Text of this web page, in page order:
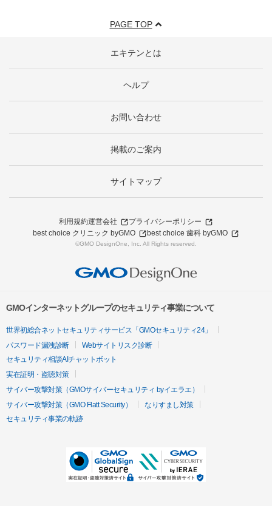
PAGE TOP
エキテンとは
ヘルプ
お問い合わせ
掲載のご案内
サイトマップ
利用規約運営会社
プライバシーポリシー
best choice クリニック byGMO
best choice 歯科 byGMO
©GMO DesignOne, Inc. All Rights reserved.
GMOインターネットグループのセキュリティ事業について
世界初総合ネットセキュリティサービス「GMOセキュリティ24」
パスワード漏洩診断
Webサイトリスク診断
セキュリティ相談AIチャットボット
実在証明・盗聴対策
サイバー攻撃対策（GMOサイバーセキュリティ byイエラエ）
サイバー攻撃対策（GMO Flatt Security）
なりすまし対策
セキュリティ事業の軌跡